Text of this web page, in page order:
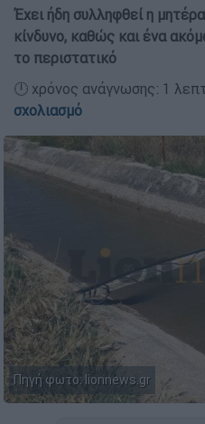
Έχει ήδη συλληφθεί η
κίνδυνο, καθώς και ένα
το περιστατικό
🕛 χρόνος ανάγνωσης: 1
σχολιασμό
Πηγή φωτο: lionnews.gr